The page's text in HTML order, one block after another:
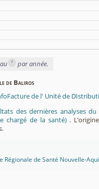
i par année.
de Baliros
de l' Unité de
des dernières analyses
chargé de la santé) .
Régionale de Santé Nouvelle-